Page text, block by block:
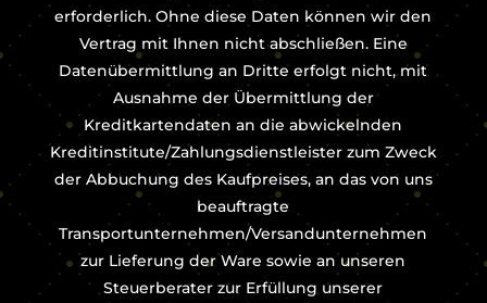
erforderlich. Ohne diese Daten können wir den
Vertrag mit Ihnen nicht abschließen. Eine
Datenübermittlung an Dritte erfolgt nicht, mit
Ausnahme der Übermittlung der
Kreditkartendaten an die abwickelnden
Kreditinstitute/Zahlungsdienstleister zum Zweck
der Abbuchung des Kaufpreises, an das von uns
beauftragte
Transportunternehmen/Versandunternehmen
zur Lieferung der Ware sowie an unseren
Steuerberater zur Erfüllung unserer